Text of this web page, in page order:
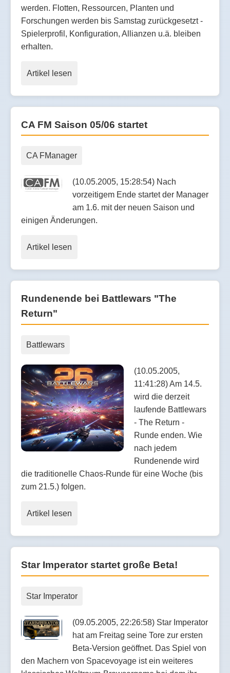
werden. Flotten, Ressourcen, Planten und
Forschungen werden bis Samstag zurückgesetzt -
Spielerprofil, Konfiguration, Allianzen u.ä. bleiben
erhalten.
Artikel lesen
CA FM Saison 05/06 startet
CA FManager
(10.05.2005, 15:28:54) Nach
vorzeitigem Ende startet der Manager
am 1.6. mit der neuen Saison und
einigen Änderungen.
Artikel lesen
Rundenende bei Battlewars "The
Return"
Battlewars
(10.05.2005,
11:41:28) Am 14.5.
wird die derzeit
laufende Battlewars
- The Return -
Runde enden. Wie
nach jedem
Rundenende wird
die traditionelle Chaos-Runde für eine Woche (bis
zum 21.5.) folgen.
Artikel lesen
Star Imperator startet große Beta!
Star Imperator
(09.05.2005, 22:26:58) Star Imperator
hat am Freitag seine Tore zur ersten
Beta-Version geöffnet. Das Spiel von
den Machern von Spacevoyage ist ein weiteres